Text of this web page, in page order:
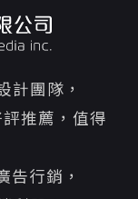
計團隊，
推薦，值得
告行銷，